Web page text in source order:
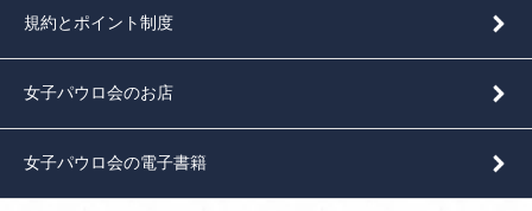
規約とポイント制度
女子パウロ会のお店
女子パウロ会の電子書籍